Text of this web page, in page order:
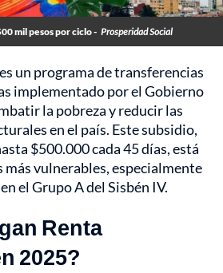
mil pesos por ciclo - Prosperidad Social
es un programa de transferencias
implementado por el Gobierno
la pobreza y reducir las
en el país. Este subsidio,
$500.000 cada 45 días, está
vulnerables, especialmente
el Grupo A del Sisbén IV.
Renta
2025?